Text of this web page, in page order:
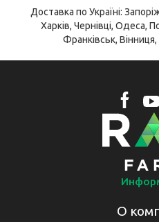
Доставка по Україні:
Харків, Чернівці, Одеса,
Франківськ, Вінниця,
О